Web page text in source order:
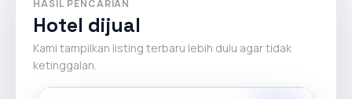
HASIL PENCARIAN
Hotel dijual
Kami tampilkan listing terbaru lebih dulu agar tidak
ketinggalan.